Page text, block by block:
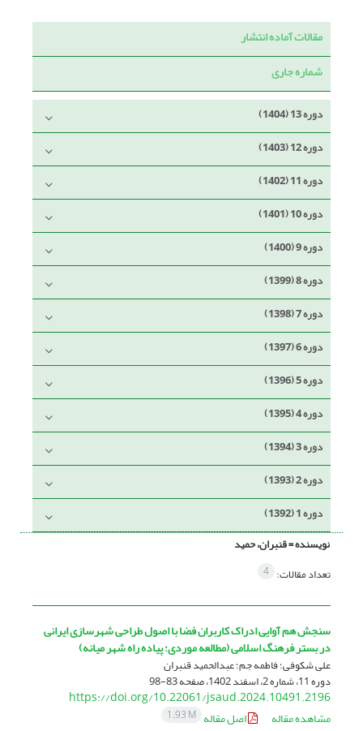
مقالات آماده انتشار
شماره جاری
دوره 13 (1404)
دوره 12 (1403)
دوره 11 (1402)
دوره 10 (1401)
دوره 9 (1400)
دوره 8 (1399)
دوره 7 (1398)
دوره 6 (1397)
دوره 5 (1396)
دوره 4 (1395)
دوره 3 (1394)
دوره 2 (1393)
دوره 1 (1392)
نویسنده =قنبران، حمید
تعداد مقالات: 4
سنجش هم آوایی ادراک کاربران فضا با اصول طراحی شهرسازی ایرانی
در بستر فرهنگ اسلامی (مطالعه موردی: پیاده راه شهر میانه)
علی شکوفی؛ فاطمه جم؛ عبدالحمید قنبران
دوره 11، شماره 2، اسفند 1402، صفحه 83-98
https://doi.org/10.22061/jsaud.2024.10491.2196
مشاهده مقاله
اصل مقاله 1.93 M